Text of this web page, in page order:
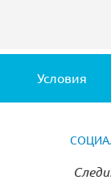
Условия